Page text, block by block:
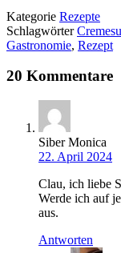
Kategorie Rezepte
Schlagwörter
Gastronomie, Rezept
20 Kommentare
Siber Monica
22. April 2024
Clau, ich liebe
Werde ich auf
aus.
Antworten